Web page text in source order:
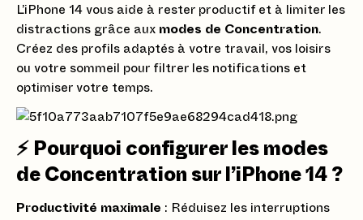
L’iPhone 14 vous aide à rester productif et à limiter les
distractions grâce aux modes de Concentration.
Créez des profils adaptés à votre travail, vos loisirs
ou votre sommeil pour filtrer les notifications et
optimiser votre temps.
⚡ Pourquoi configurer les modes
de Concentration sur l’iPhone 14 ?
Productivité maximale : Réduisez les interruptions